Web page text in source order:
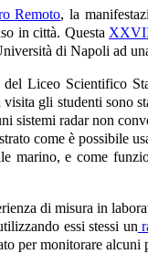
Remoto, la
in città. Questa
di Napoli ad
Liceo Scientifico
gli studenti sono
sistemi radar non
come è possibile
marino, e come
di misura in
essi stessi un
per monitorare